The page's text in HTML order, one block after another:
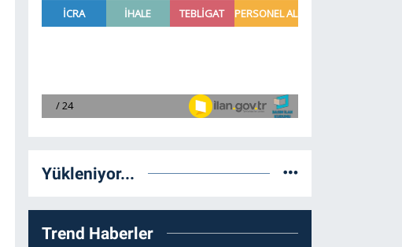
Yükleniyor...
Trend Haberler